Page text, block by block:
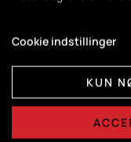
H415 x B365
Cookie indstillinger
KUN